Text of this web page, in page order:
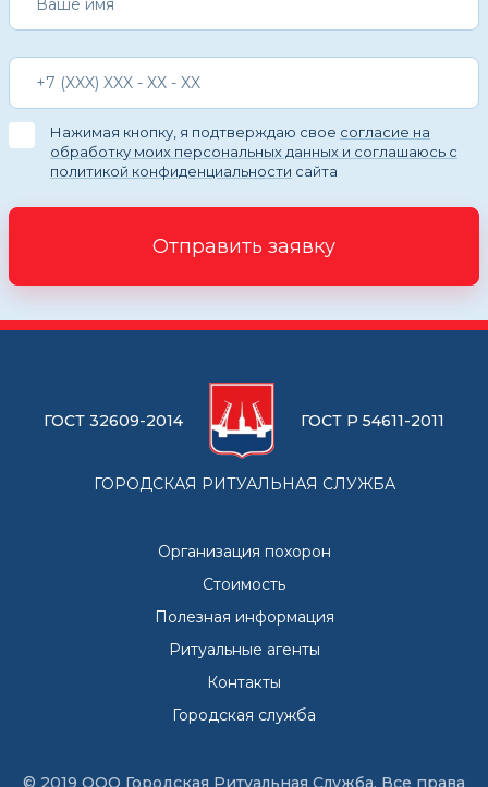
Нажимая кнопку, я подтверждаю свое согласие на
обработку моих персональных данных и соглашаюсь с
политикой конфиденциальности сайта
Отправить заявку
ГОСТ 32609-2014 ГОСТ Р 54611-2011
ГОРОДСКАЯ РИТУАЛЬНАЯ СЛУЖБА
Организация похорон
Стоимость
Полезная информация
Ритуальные агенты
Контакты
Городская служба
© 2019 ООО Городская Ритуальная Служба, Все права